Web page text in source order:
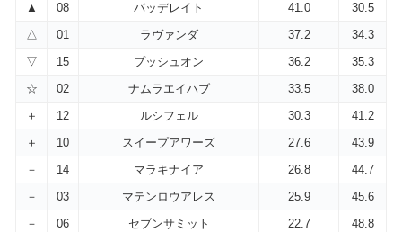
▲
08 バッデレイト 41.0
30.5
△
01 ラヴァンダ 37.2
34.3
▽
15 プッシュオン 36.2
35.3
☆
02 ナムラエイハブ 33.5
38.0
＋
12 ルシフェル 30.3
41.2
＋
10 スイープアワーズ 27.6
43.9
－
14 マラキナイア 26.8
44.7
－
03 マテンロウアレス 25.9
45.6
－
06 セブンサミット 22.7
48.8